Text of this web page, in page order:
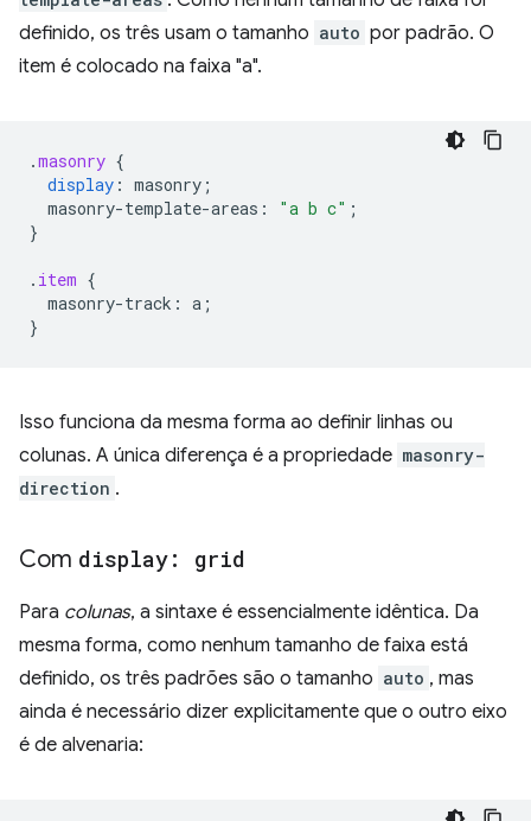
definido, os três usam o tamanho auto por padrão. O
item é colocado na faixa "a".
.masonry {
display : masonry ;
masonry-template-areas : "a b c" ;
}
. item {
masonry-track : a ;
}
Isso funciona da mesma forma ao definir linhas ou
colunas. A única diferença é a propriedade masonry-
direction .
Com display: grid
Para colunas, a sintaxe é essencialmente idêntica. Da
mesma forma, como nenhum tamanho de faixa está
definido, os três padrões são o tamanho auto , mas
ainda é necessário dizer explicitamente que o outro eixo
é de alvenaria: